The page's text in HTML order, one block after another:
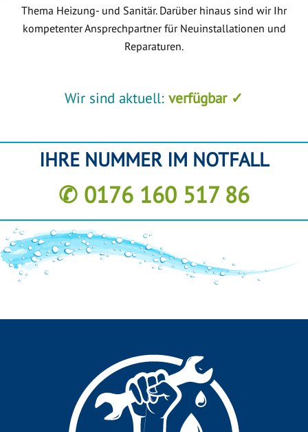
Thema Heizung- und Sanitär. Darüber hinaus sind wir Ihr
kompetenter Ansprechpartner für Neuinstallationen und
Reparaturen.
Wir sind aktuell: verfügbar ✓
IHRE NUMMER IM NOTFALL
✆ 0176 160 517 86